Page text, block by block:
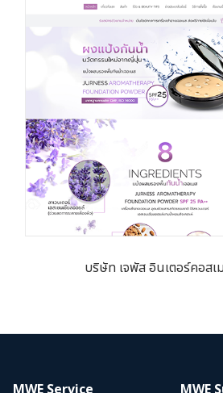
บริษัท เจพัส อินเตอร์คอสเ